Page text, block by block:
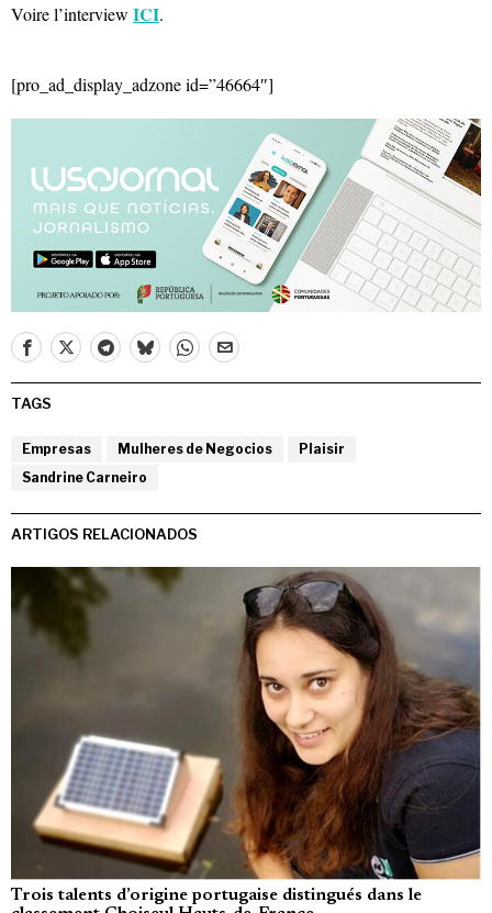
Voire l’interview ICI.
[pro_ad_display_adzone id=”46664″]
TAGS
Empresas Mulheres de Negocios
Plaisir
Sandrine Carneiro
ARTIGOS RELACIONADOS
Trois talents d’origine portugaise distingués dans le